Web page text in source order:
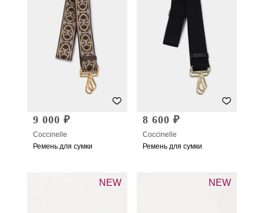
9 000 ₽
Coccinelle
Ремень для сумки
8 600 ₽
Coccinelle
Ремень для сумки
NEW NEW